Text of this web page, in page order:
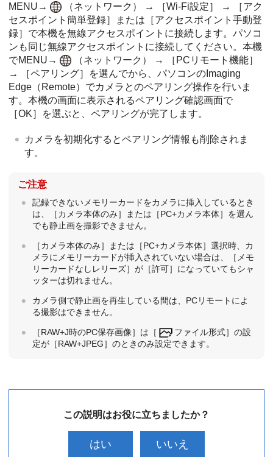
MENU → （ネットワーク ） → ［Wi-Fi設定］ →
［アク
セスポイント簡単登録］
または ［アクセスポイント手動登
録］ で本機を無線アクセスポイントに接続します。パソコ
ンも同じ無線アクセスポイントに接続してください。本機
でMENU→
（ネットワーク ） →
［PCリモート機能］
→
［ペアリング］
を選んでから、パソコンのImaging
Edge（Remote）でカメラとのペアリング操作を行いま
す。本機の画面に表示されるペアリング確認画面で
［OK］
を選ぶと、ペアリングが完了します。
カメラを初期化するとペアリング情報も削除されま
す。
ご注意
記録できないメモリーカードをカメラに挿入しているとき
は、
［カメラ本体のみ］ または ［PC+カメラ本体］ を選ん
でも静止画を撮影できません。
［カメラ本体のみ］ または ［PC+カメラ本体］ 選択時、カ
メラにメモリーカードが挿入されていない場合は、
［メモ
リーカードなしレリーズ］ が［許可］ になっていてもシャ
ッターは切れません。
カメラ側で静止画を再生している間は、PCリモートによ
る撮影はできません。
［RAW+J時のPC保存画像］ は ［ ファイル形式］ の設
定が［RAW+JPEG］ のときのみ設定できます。
この説明はお役に立ちましたか？
はい いいえ